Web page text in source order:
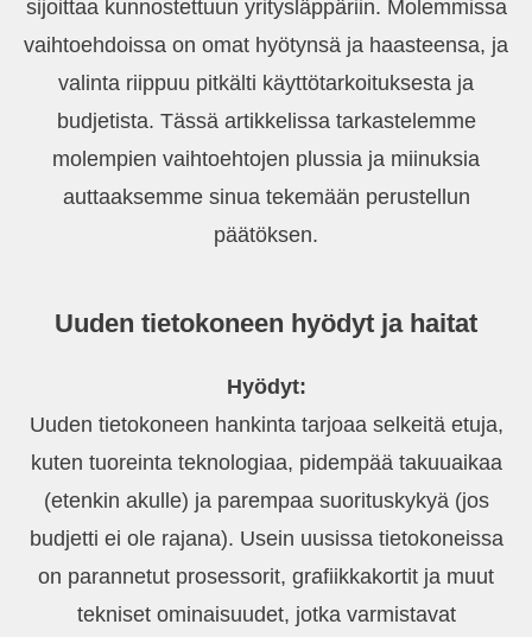
sijoittaa kunnostettuun yritysläppäriin. Molemmissa
vaihtoehdoissa on omat hyötynsä ja haasteensa, ja
valinta riippuu pitkälti käyttötarkoituksesta ja
budjetista. Tässä artikkelissa tarkastelemme
molempien vaihtoehtojen plussia ja miinuksia
auttaaksemme sinua tekemään perustellun
päätöksen.
Uuden tietokoneen hyödyt ja haitat
Hyödyt:
Uuden tietokoneen hankinta tarjoaa selkeitä etuja,
kuten tuoreinta teknologiaa, pidempää takuuaikaa
(etenkin akulle) ja parempaa suorituskykyä (jos
budjetti ei ole rajana). Usein uusissa tietokoneissa
on parannetut prosessorit, grafiikkakortit ja muut
tekniset ominaisuudet, jotka varmistavat